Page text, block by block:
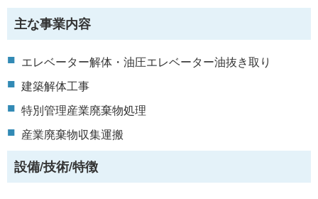
主な事業内容
エレベーター解体・油圧エレベーター油抜き取り
建築解体工事
特別管理産業廃棄物処理
産業廃棄物収集運搬
設備/技術/特徴